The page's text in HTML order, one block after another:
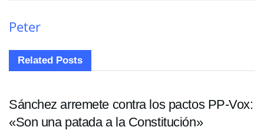
Peter
Related Posts
INTERNACIONALES
Sánchez arremete contra los pactos PP-Vox:
«Son una patada a la Constitución»